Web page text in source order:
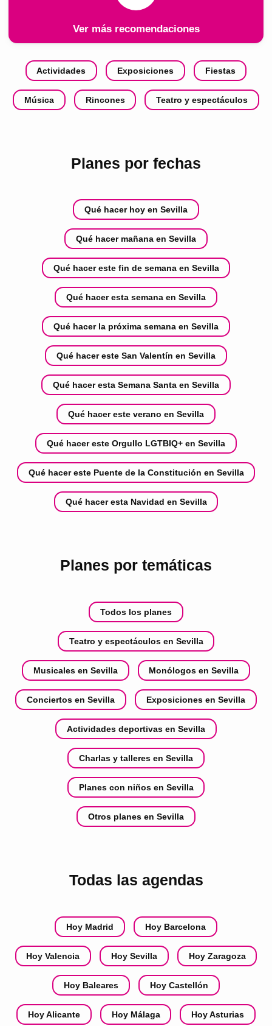
Ver más recomendaciones
Actividades Exposiciones Fiestas
Música Rincones Teatro y espectáculos
Planes por fechas
Qué hacer hoy en Sevilla
Qué hacer mañana en Sevilla
Qué hacer este fin de semana en Sevilla
Qué hacer esta semana en Sevilla
Qué hacer la próxima semana en Sevilla
Qué hacer este San Valentín en Sevilla
Qué hacer esta Semana Santa en Sevilla
Qué hacer este verano en Sevilla
Qué hacer este Orgullo LGTBIQ+ en Sevilla
Qué hacer este Puente de la Constitución en Sevilla
Qué hacer esta Navidad en Sevilla
Planes por temáticas
Todos los planes
Teatro y espectáculos en Sevilla
Musicales en Sevilla Monólogos en Sevilla
Conciertos en Sevilla Exposiciones en Sevilla
Actividades deportivas en Sevilla
Charlas y talleres en Sevilla
Planes con niños en Sevilla
Otros planes en Sevilla
Todas las agendas
Hoy Madrid Hoy Barcelona
Hoy Valencia Hoy Sevilla Hoy Zaragoza
Hoy Baleares Hoy Castellón
Hoy Alicante Hoy Málaga Hoy Asturias